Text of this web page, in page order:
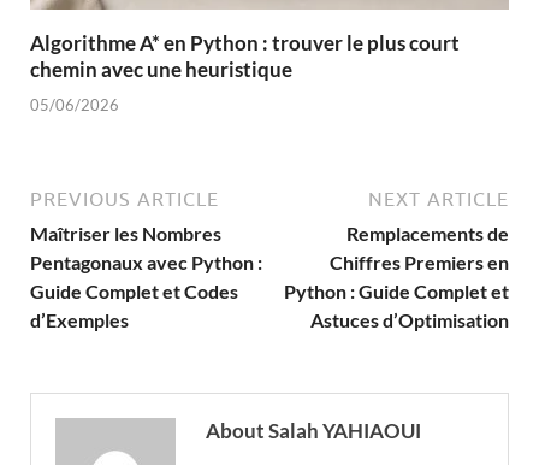
Algorithme A* en Python : trouver le plus court
chemin avec une heuristique
05/06/2026
PREVIOUS ARTICLE
Maîtriser les Nombres
Pentagonaux avec Python :
Guide Complet et Codes
d’Exemples
NEXT ARTICLE
Remplacements de
Chiffres Premiers en
Python : Guide Complet et
Astuces d’Optimisation
About Salah YAHIAOUI